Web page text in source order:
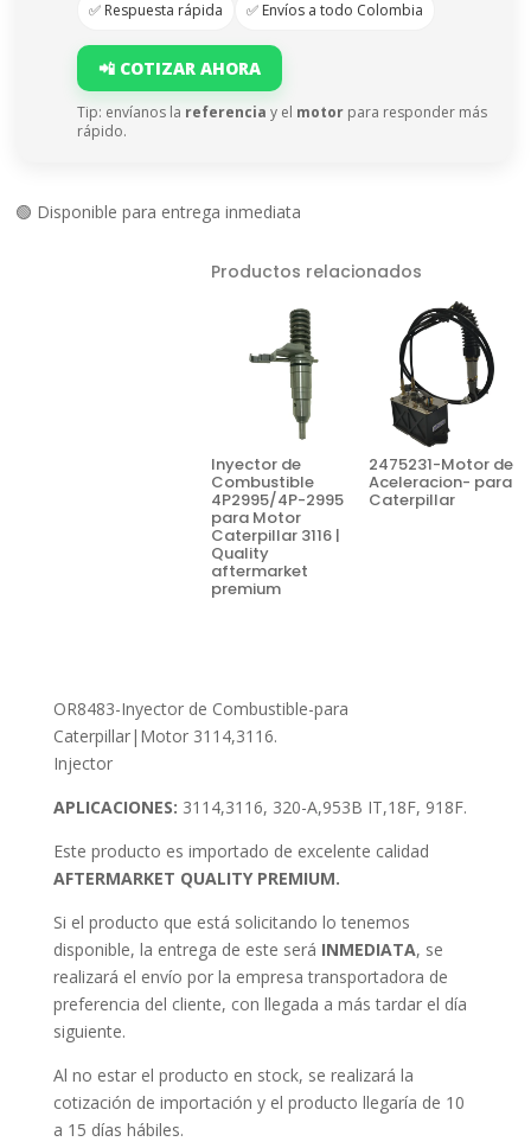
✅ Respuesta rápida ✅ Envíos a todo Colombia
📲 COTIZAR AHORA
Tip: envíanos la referencia y el motor para responder más
rápido.
🟢 Disponible para entrega inmediata
Productos relacionados
Inyector de
Combustible
4P2995/4P-2995
para Motor
Caterpillar 3116 |
Quality
aftermarket
premium
2475231-Motor de
Aceleracion- para
Caterpillar
OR8483-Inyector de Combustible-para
Caterpillar|Motor 3114,3116.
Injector
APLICACIONES: 3114,3116, 320-A,953B IT,18F, 918F.
Este producto es importado de excelente calidad
AFTERMARKET QUALITY PREMIUM.
Si el producto que está solicitando lo tenemos
disponible, la entrega de este será INMEDIATA, se
realizará el envío por la empresa transportadora de
preferencia del cliente, con llegada a más tardar el día
siguiente.
Al no estar el producto en stock, se realizará la
cotización de importación y el producto llegaría de 10
a 15 días hábiles.